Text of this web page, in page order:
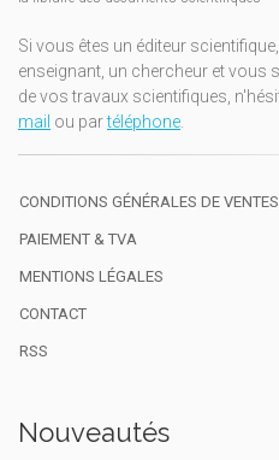
Si vous êtes un éditeur
enseignant, un chercheur et vous
de vos travaux scientifiques,
mail ou partéléphone.
CONDITIONS GÉNÉRALES DE VENTES
PAIEMENT & TVA
MENTIONS LÉGALES
CONTACT
RSS
Nouveautés